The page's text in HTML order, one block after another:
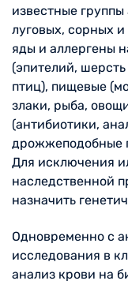
известные
луговых, сорных
яды и аллергены
(эпителий,
птиц), пищевые
злаки, рыба,
(антибиотики,
дрожжеподобные
Для исключения
наследственной
назначить
Одновременно с
исследования в
анализ крови на